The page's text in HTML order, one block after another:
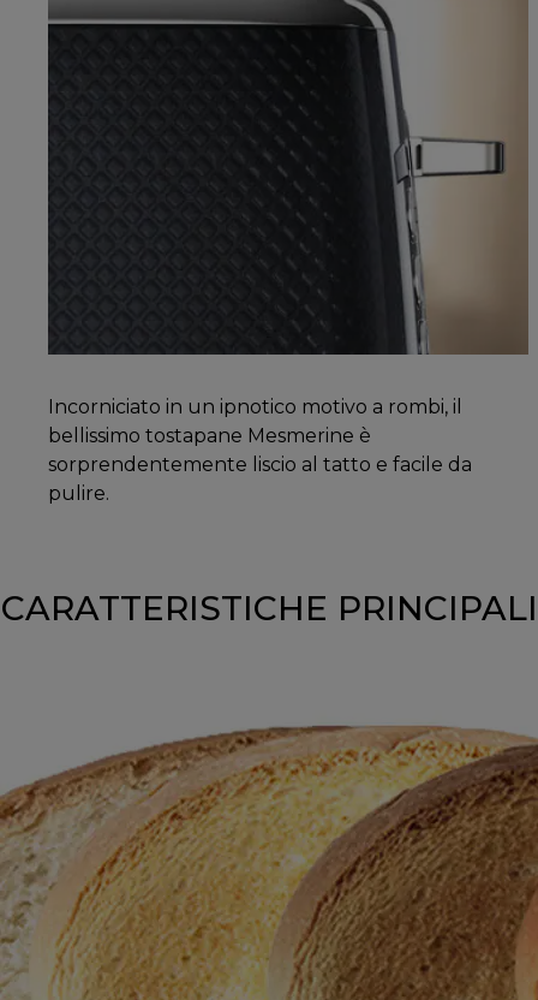
Incorniciato in un ipnotico motivo a rombi, il
bellissimo tostapane Mesmerine è
sorprendentemente liscio al tatto e facile da
pulire.
CARATTERISTICHE PRINCIPALI